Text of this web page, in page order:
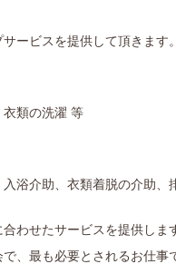
ービスを提供して頂きます。
類の洗濯 等
浴介助、衣類着脱の介助
わせたサービスを提供しま
、最も必要とされるお仕事